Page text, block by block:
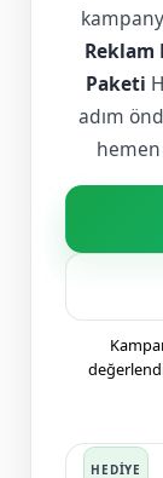
Reklam
Paketi
adım
hemen